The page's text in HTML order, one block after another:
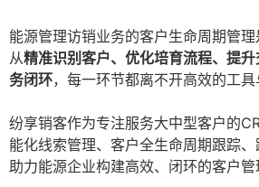
能源管理访销业务的客户生命周期管理
从精准识别客户、优化培育流程、提
务闭环，每一环节都离不开高效的工具
纷享销客作为专注服务大中型客户的
能化线索管理、客户全生命周期跟踪、
助力能源企业构建高效、闭环的客户管